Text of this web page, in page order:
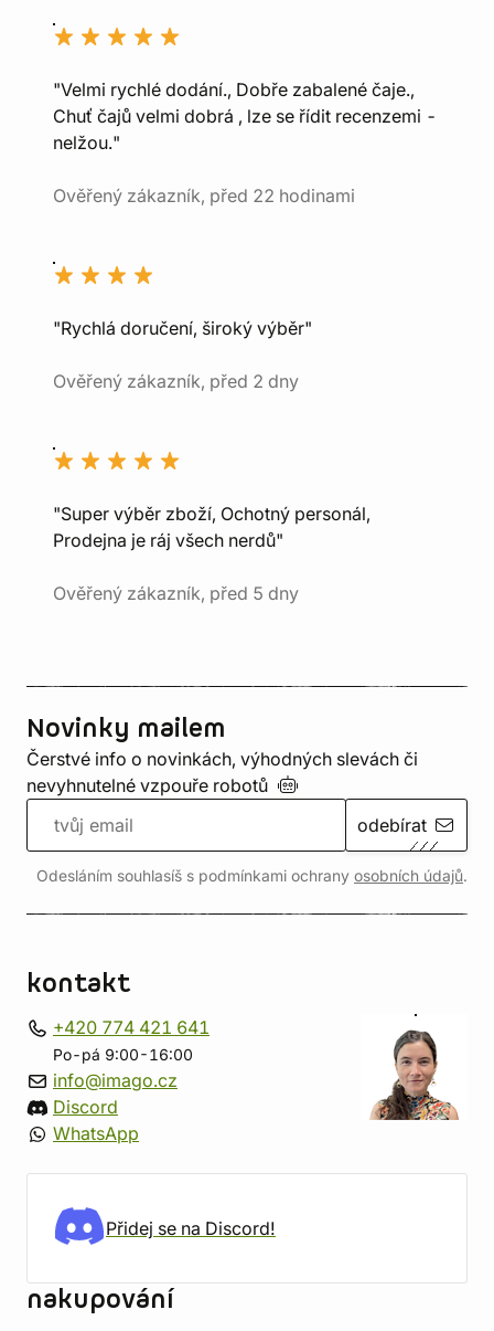
"Velmi rychlé dodání., Dobře zabalené čaje.,
Chuť čajů velmi dobrá , lze se řídit recenzemi -
nelžou."
Ověřený zákazník, před 22 hodinami
"Rychlá doručení, široký výběr"
Ověřený zákazník, před 2 dny
"Super výběr zboží, Ochotný personál,
Prodejna je ráj všech nerdů"
Ověřený zákazník, před 5 dny
Novinky mailem
Čerstvé info o novinkách, výhodných slevách či
nevyhnutelné vzpouře robotů
odebírat
Odesláním souhlasíš s podmínkami ochrany osobních údajů.
kontakt
+420 774 421 641
Po-pá 9:00-16:00
info@imago.cz
Discord
WhatsApp
Přidej se na Discord!
nakupování